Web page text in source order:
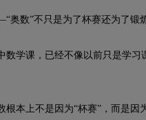
数”不只是为了杯赛还为了锻
学课，已经不像以前只是学习
本上不是因为“杯赛”，而是因